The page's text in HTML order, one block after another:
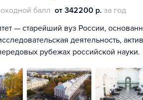
балл от 342200 р. за год
— старейший вуз России,
деятельность,
рубежах российской науки.